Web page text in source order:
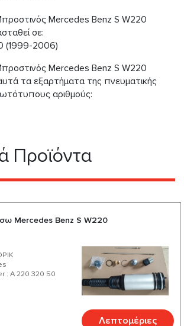
Mercedes Benz S W220
σε:
(1999-2006)
Mercedes Benz S W220
τα εξαρτήματα της πνευματικής
αριθμούς:
Προϊόντα
Mercedes Benz S W220
: A 220 320 50
Λεπτομέριες